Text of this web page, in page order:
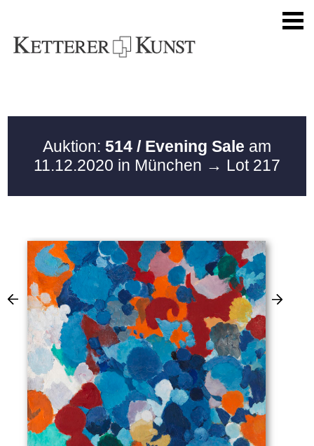
Auktion: 514 / Evening Sale am
11.12.2020 in München → Lot 217